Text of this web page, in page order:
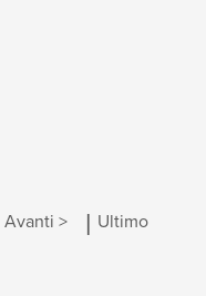
Avanti > | Ultimo